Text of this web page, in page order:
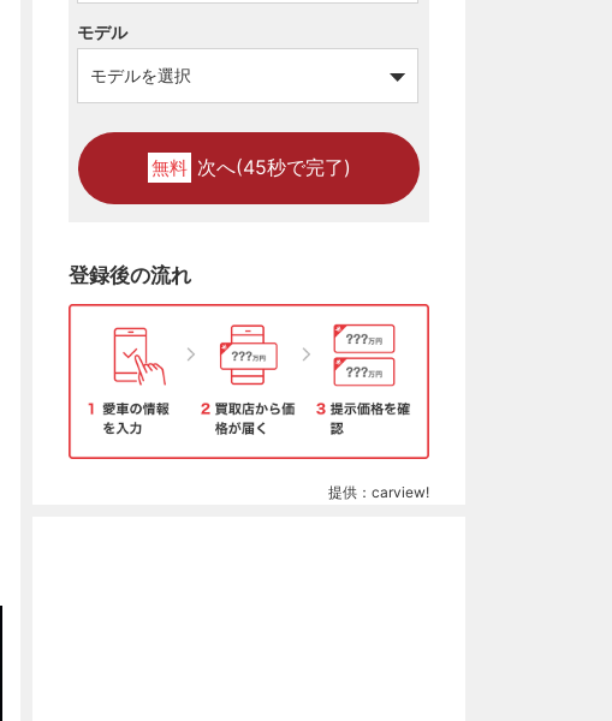
モデル
無料 次へ(45秒で完了)
登録後の流れ
提供：carview!